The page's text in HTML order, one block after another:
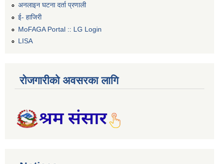
अनलाइन घटना दर्ता प्रणाली
ई- हाजिरी
MoFAGA Portal :: LG Login
LISA
रोजगारीको अवसरका लागि